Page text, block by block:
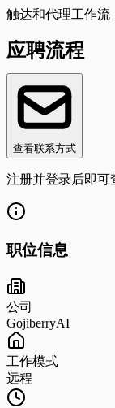
触达和代理工作流
应聘流程
查看联系方式
注册并登录后即可
职位信息
公司
GojiberryAI
工作模式
远程